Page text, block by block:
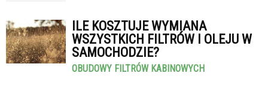
ILE KOSZTUJE WYMIANA
WSZYSTKICH FILTRÓW I OLEJU W
SAMOCHODZIE?
OBUDOWY FILTRÓW KABINOWYCH